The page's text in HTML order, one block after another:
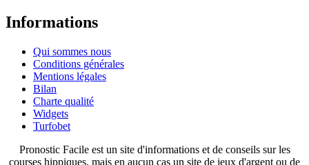
Informations
Qui sommes nous
Conditions générales
Mentions légales
Bilan
Charte qualité
Widgets
Turfobet
Pronostic Facile est un site d'informations et de conseils sur les
courses hippiques, mais en aucun cas un site de jeux d'argent ou de